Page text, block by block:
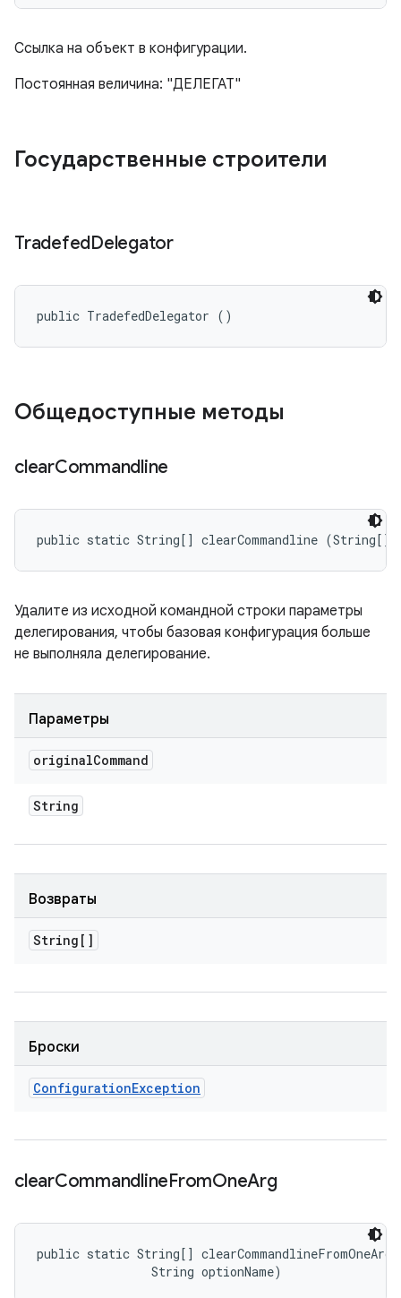
Ссылка на объект в конфигурации.
Постоянная величина: "ДЕЛЕГАТ"
Государственные строители
TradefedDelegator
public TradefedDelegator ()
Общедоступные методы
clearCommandline
public static String[] clearCommandline (String[]
Удалите из исходной командной строки параметры
делегирования, чтобы базовая конфигурация больше
не выполняла делегирование.
Параметры
originalCommand
String
Возвраты
String[]
Броски
ConfigurationException
clearCommandlineFromOneArg
public static String[]
                String optionName)